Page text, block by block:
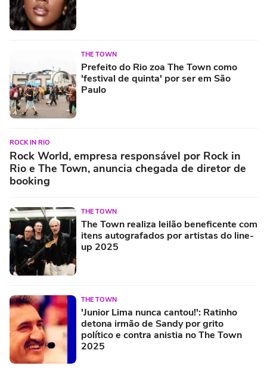
THE TOWN
Prefeito do Rio zoa The Town como
'festival de quinta' por ser em São
Paulo
ROCK IN RIO
Rock World, empresa responsável por Rock in
Rio e The Town, anuncia chegada de diretor de
booking
THE TOWN
The Town realiza leilão beneficente com
itens autografados por artistas do line-
up 2025
THE TOWN
'Junior Lima nunca cantou!': Ratinho
detona irmão de Sandy por grito
político e contra anistia no The Town
2025